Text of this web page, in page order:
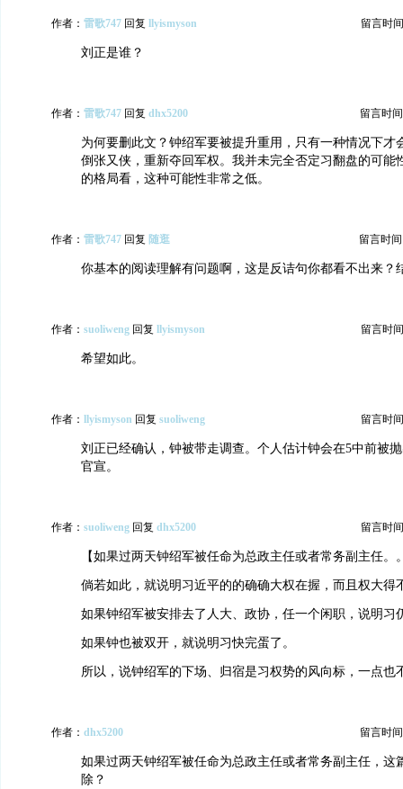
作者： 雷歌747 回复 llyismyson 留言时
刘正是谁？
作者： 雷歌747 回复 dhx5200 留言时
为何要删此文？钟绍军要被提升重用，只有一种情况下才
倒张又侠，重新夺回军权。我并未完全否定习翻盘的可能
的格局看，这种可能性非常之低。
作者： 雷歌747 回复 随逛 留言时间
你基本的阅读理解有问题啊，这是反诘句你都看不出来？
作者： suoliweng 回复 llyismyson 留言时
希望如此。
作者： llyismyson 回复 suoliweng 留言时
刘正已经确认，钟被带走调查。个人估计钟会在5中前被
官宣。
作者： suoliweng 回复 dhx5200 留言时
【如果过两天钟绍军被任命为总政主任或者常务副主任。
倘若如此，就说明习近平的的确确大权在握，而且权大得
如果钟绍军被安排去了人大、政协，任一个闲职，说明习
如果钟也被双开，就说明习快完蛋了。
所以，说钟绍军的下场、归宿是习权势的风向标，一点也
作者： dhx5200 留言时
如果过两天钟绍军被任命为总政主任或者常务副主任，这
除？